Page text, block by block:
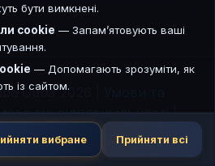
Guba 2026 |
від відповідальності|
Контакт
мережа
бути вимкнені.
cookie — Запам’ятовують ваші
— Допомагають зрозуміти, як
із сайтом.
вибране Прийняти всі